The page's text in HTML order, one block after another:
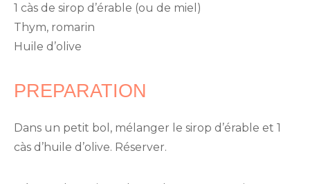
1 càs de sirop d’érable (ou de miel)
Thym, romarin
Huile d’olive
PREPARATION
Dans un petit bol, mélanger le sirop d’érable et 1
càs d’huile d’olive. Réserver.